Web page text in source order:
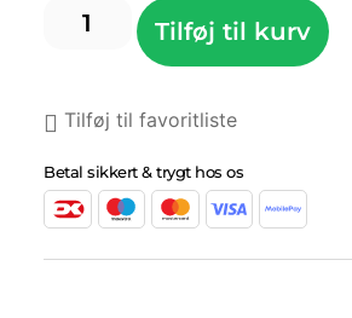
Tilføj til kurv
Tilføj til favoritliste
Betal sikkert & trygt hos os